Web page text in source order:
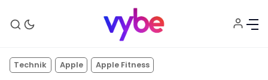
Technik Apple Apple Fitness